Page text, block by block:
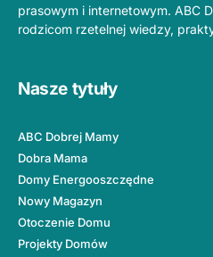
prasowym i internetowym. ABC
rodzicom rzetelnej wiedzy,
Nasze tytuły
ABC Dobrej Mamy
Dobra Mama
Domy Energooszczędne
Nowy Magazyn
Otoczenie Domu
Projekty Domów